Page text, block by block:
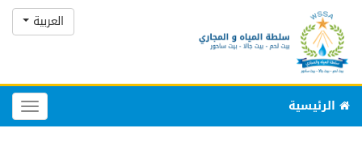
العربية
الرئيسية